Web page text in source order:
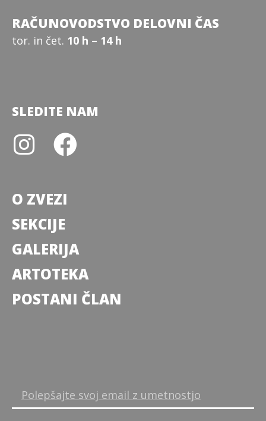
O ZVEZI
SEKCIJE
GALERIJA
ARTOTEKA
POSTANI ČLAN
RAČUNOVODSTVO DELOVNI ČAS
tor. in čet. 10 h – 14 h
SLEDITE NAM